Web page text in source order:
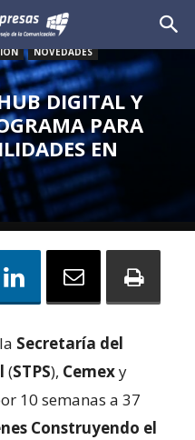
NOVEDADES
DIGITAL Y
PARA
EN
Secretaría del
(STPS), Cemexy
10 semanas a 37
Construyendo el